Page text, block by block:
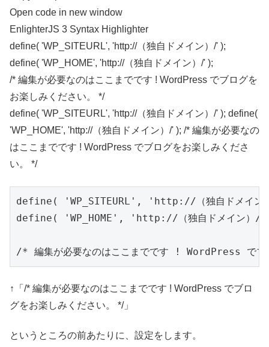
Open code in new window
EnlighterJS 3 Syntax Highlighter
define( 'WP_SITEURL', 'http://（独自ドメイン）/' );
define( 'WP_HOME', 'http://（独自ドメイン）/' );
/* 編集が必要なのはここまでです ! WordPress でブログを
お楽しみください。 */
define( 'WP_SITEURL', 'http://（独自ドメイン）/' ); define(
'WP_HOME', 'http://（独自ドメイン）/' ); /* 編集が必要なの
はここまでです ! WordPress でブログをお楽しみくださ
い。 */
define( 'WP_SITEURL', 'http://（独自ドメイ
define( 'WP_HOME', 'http://（独自ドメイン
/* 編集が必要なのはここまでです ! WordPress でブ
↑「/* 編集が必要なのはここまでです ! WordPress でブロ
グをお楽しみください。 */」
というところの前あたりに、設定をします。